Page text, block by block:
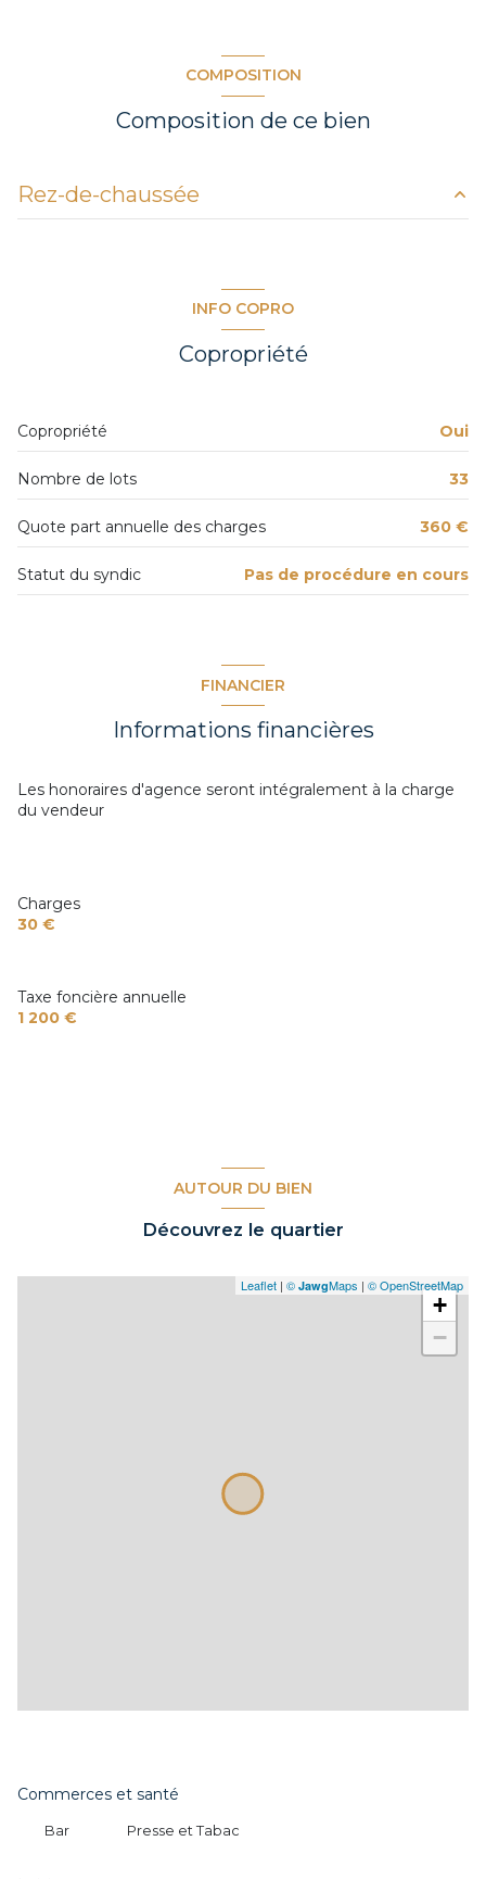
COMPOSITION
Composition de ce bien
Rez-de-chaussée
INFO COPRO
Copropriété
Copropriété Oui
Nombre de lots 33
Quote part annuelle des charges 360 €
Statut du syndic Pas de procédure en cours
FINANCIER
Informations financières
Les honoraires d'agence seront intégralement à la charge
du vendeur
Charges
30 €
Taxe foncière annuelle
1 200 €
AUTOUR DU BIEN
Découvrez le quartier
+
−
Leaflet | © JawgMaps | © OpenStreetMap
Commerces et santé
Bar Presse et Tabac